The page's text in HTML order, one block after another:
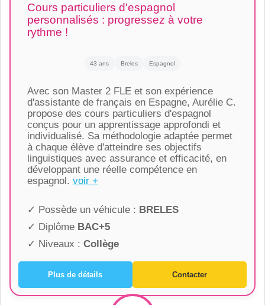
Cours particuliers d'espagnol
personnalisés : progressez à votre
rythme !
43 ans Breles Espagnol
Avec son Master 2 FLE et son expérience
d'assistante de français en Espagne, Aurélie C.
propose des cours particuliers d'espagnol
conçus pour un apprentissage approfondi et
individualisé. Sa méthodologie adaptée permet
à chaque élève d'atteindre ses objectifs
linguistiques avec assurance et efficacité, en
développant une réelle compétence en
espagnol. voir +
✓ Possède un véhicule : BRELES
✓ Diplôme BAC+5
✓ Niveaux : Collège
Plus de détails Contacter